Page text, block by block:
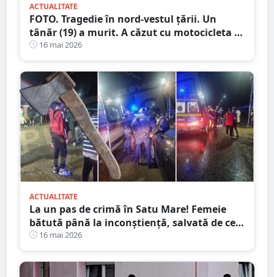
ACTUALITATE
FOTO. Tragedie în nord-vestul țării. Un
tânăr (19) a murit. A căzut cu motocicleta în
prăpastie
16 mai 2026
ACTUALITATE
La un pas de crimă în Satu Mare! Femeie
bătută până la inconștiență, salvată de cei
4 copilași
16 mai 2026